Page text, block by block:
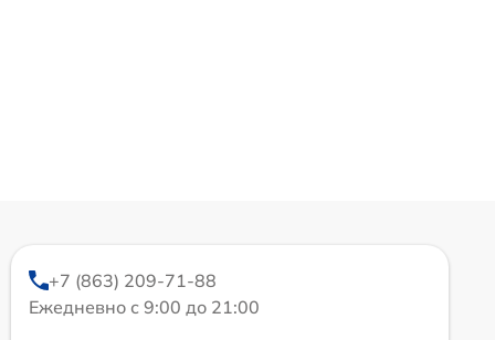
+7 (863) 209-71-88
Ежедневно с 9:00 до 21:00